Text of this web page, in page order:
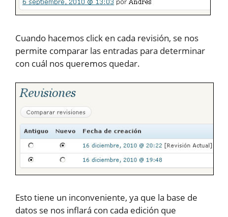
Cuando hacemos click en cada revisión, se nos
permite comparar las entradas para determinar
con cuál nos queremos quedar.
Esto tiene un inconveniente, ya que la base de
datos se nos inflará con cada edición que